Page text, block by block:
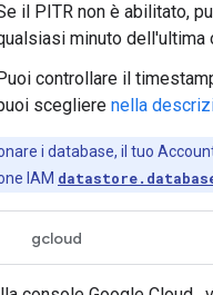
il PITR non è abilitato,
minuto dell'ultima
controllare il
scegliere nella
i database, il tuo
IAM
gcloud